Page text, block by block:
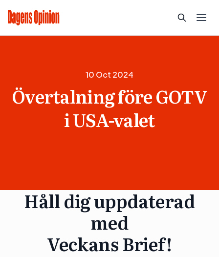
10 Oct 2024
Övertalning före GOTV
i USA-valet
Håll dig uppdaterad
med
Veckans Brief!